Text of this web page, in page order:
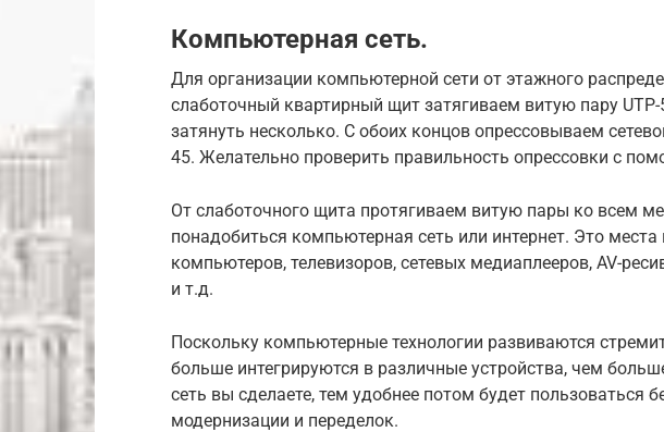
Компьютерная сеть.
Для организации компьютерной сети от этажного
слаботочный квартирный щит затягиваем витую пару
затянуть несколько. С обоих концов опрессовываем
45. Желательно проверить правильность опрессовки с
От слаботочного щита протягиваем витую пары ко всем
понадобиться компьютерная сеть или интернет. Это
компьютеров, телевизоров, сетевых медиаплееров, AV-
и т.д.
Поскольку компьютерные технологии развиваются
больше интегрируются в различные устройства, чем
сеть вы сделаете, тем удобнее потом будет пользоваться
модернизации и переделок.